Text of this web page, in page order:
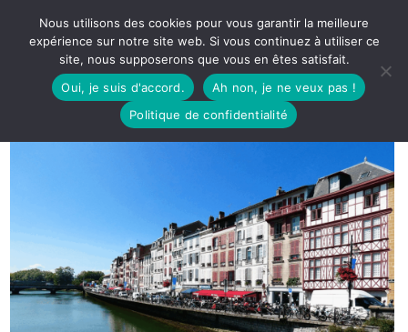
Nous utilisons des cookies pour vous garantir la meilleure
expérience sur notre site web. Si vous continuez à utiliser ce
site, nous supposerons que vous en êtes satisfait.
Oui, je suis d'accord.
Ah non, je ne veux pas !
Politique de confidentialité